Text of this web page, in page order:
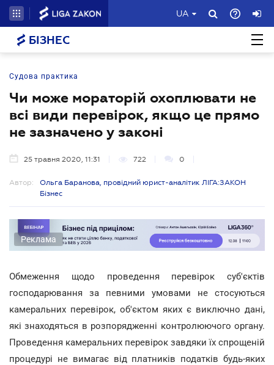
UA
БІЗНЕС
Судова практика
Чи може мораторій охоплювати не
всі види перевірок, якщо це прямо
не зазначено у законі
25 травня 2020, 11:31 722 0
Автор:
Ольга Баранова, провідний юрист-аналітик ЛІГА:ЗАКОН
Бізнес
Реклама
Обмеження щодо проведення перевірок суб'єктів
господарювання за певними умовами не стосуються
камеральних перевірок, об'єктом яких є виключно дані,
які знаходяться в розпорядженні контролюючого органу.
Проведення камеральних перевірок завдяки їх спрощеній
процедурі не вимагає від платників податків будь-яких